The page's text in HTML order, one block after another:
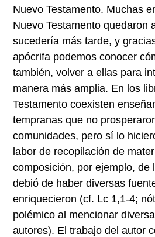
Nuevo Testamento. Muchas
Nuevo Testamento quedaron
sucedería más tarde, y
apócrifa podemos conocer
también, volver a ellas para
manera más amplia. En los
Testamento coexisten
tempranas que no
comunidades, pero sí lo
labor de recopilación de
composición, por ejemplo, de
debió de haber diversas
enriquecieron (cf. Lc 1,1-4;
polémico al mencionar
autores). El trabajo del autor